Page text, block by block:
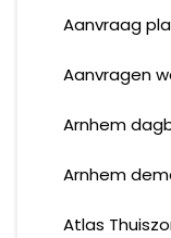
Aanvraag
Aanvragen
Arnhem
Arnhem
Atlas